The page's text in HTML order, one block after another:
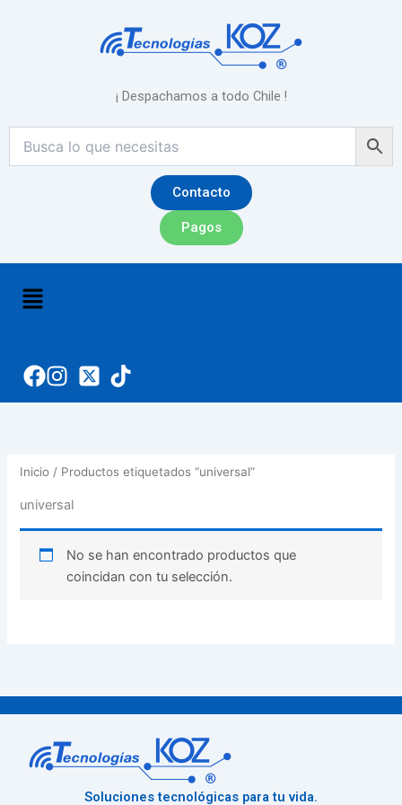
¡ Despachamos a todo Chile !
Contacto
Pagos
Menú
Inicio / Productos etiquetados “universal”
universal
No se han encontrado productos que
coincidan con tu selección.
Soluciones tecnológicas para tu vida.